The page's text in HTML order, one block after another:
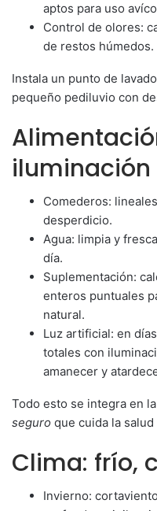
aptos para uso
Control de olores:
de restos húmedos.
Instala un punto de
pequeño pediluvio con
iluminación
Comederos:
desperdicio.
Agua: limpia y
día.
Suplementación:
enteros puntuales
natural.
Luz artificial: en
totales con
amanecer y
Todo esto se integra en
seguro que cuida la
Clima: frío,
Invierno: